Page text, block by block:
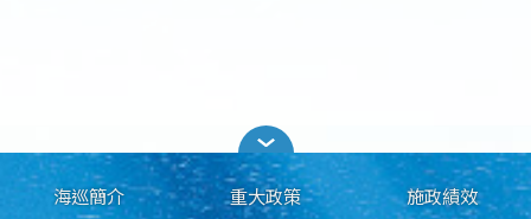
海巡簡介 重大政策 施政績效